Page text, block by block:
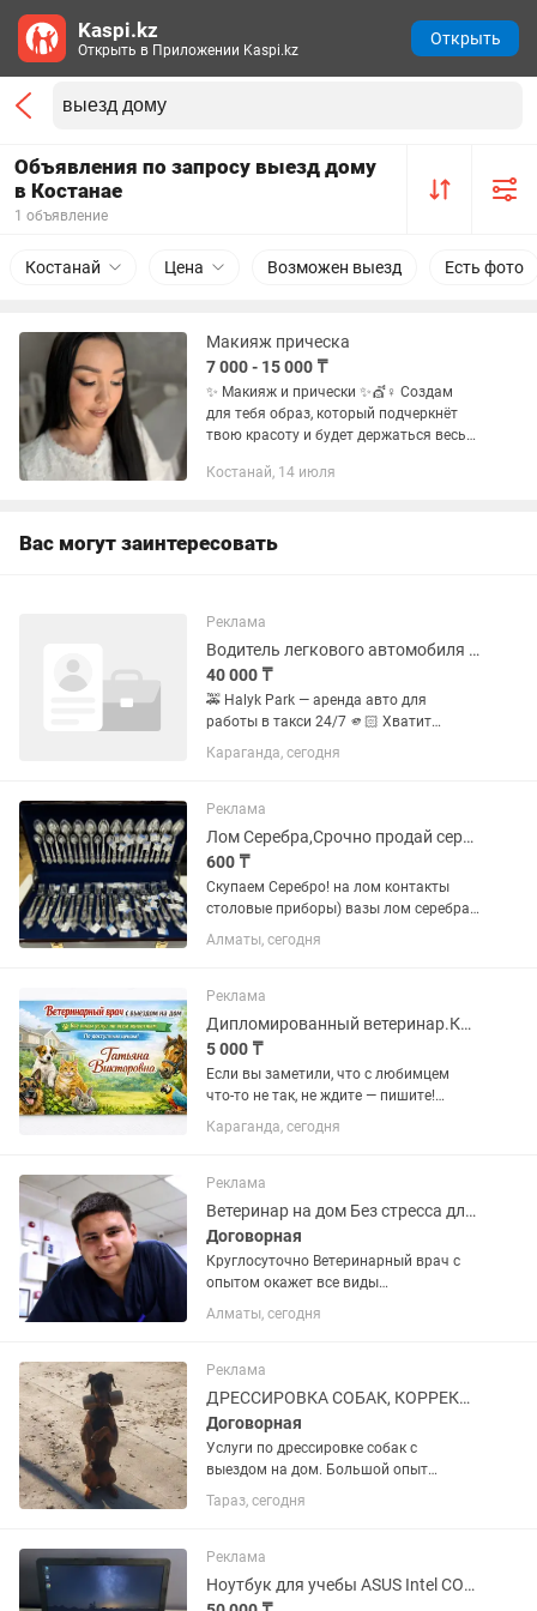
Объявления по запросу выезд дому
в Костанае
1 объявление
Костанай Цена Возможен выезд Есть фото
Макияж прическа
7 000 - 15 000 ₸
✨ Макияж и прически ✨💇♀️ Создам
для тебя образ, который подчеркнёт
твою красоту и будет держаться весь
фотосессия) ✔ Прически любой
Костанай, 14 июля
Вас могут заинтересовать
Реклама
Водитель легкового автомобиля в Яндекс
40 000 ₸
🚕 Halyk Park — аренда авто для
работы в такси 24/7 🫵🏻 Хватит
сидеть дома! Зарабатывай хорошие
деньги! Хочешь стабильный
зарабатываешь! 💥 Для наших
водителей: 🔥...
Караганда, сегодня
Реклама
Лом Серебра,Срочно продай серебро оптом по Выгодной цене!
600 ₸
Скупаем Серебро! на лом контакты
столовые приборы) вазы лом серебра!
По выгодной для вас цене. Выезд на
Алматы, сегодня
Реклама
Дипломированный ветеринар.Консультация 24/7
5 000 ₸
Если вы заметили, что с любимцем
что-то не так, не ждите — пишите!
Ветеринарный врач с выездом на дом
🐾 Лечение и помощь животным: •
заболеваний • помощь при...
Караганда, сегодня
Реклама
Ветеринар на дом Без стресса для животных
Договорная
Круглосуточно Ветеринарный врач с
опытом окажет все виды
ветеринарных услуг: - Выезд врача на
дом; - вакцинация; - оформление
выезд) ; - оперативная хирургия; -...
Алматы, сегодня
Реклама
ДРЕССИРОВКА СОБАК, КОРРЕКЦИЯ ПОВЕДЕНИЯ
Договорная
Услуги по дрессировке собак с
выездом на дом. Большой опыт
практической работы.
Тараз, сегодня
Реклама
Ноутбук для учебы ASUS Intel CORE-i3 8GB RAM 128Gb SSD
Kaspi.kz
Открыть в Приложении Kaspi.kz
Открыть